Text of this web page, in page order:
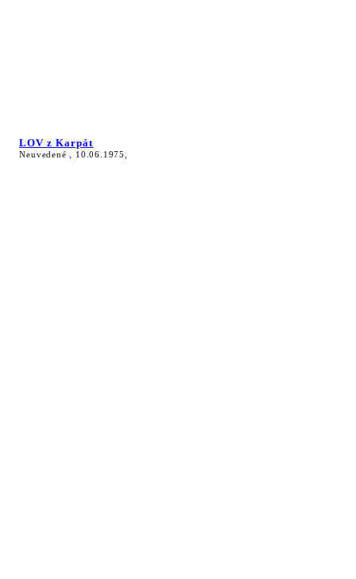
LOV z Karpát
Neuvedené , 10.06.1975,